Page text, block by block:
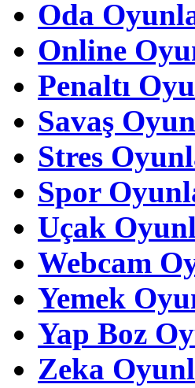
Oda
Online
Penaltı
Savaş
Stres
Spor
Uçak
Webcam
Yemek
Yap Boz
Zeka